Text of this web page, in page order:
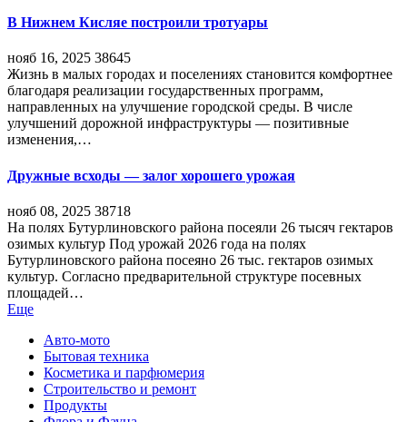
В Нижнем Кисляе построили тротуары
нояб 16, 2025 38645
Жизнь в малых городах и поселениях становится комфортнее
благодаря реализации государственных программ,
направленных на улучшение городской среды. В числе
улучшений дорожной инфраструктуры — позитивные
изменения,…
Дружные всходы — залог хорошего урожая
нояб 08, 2025 38718
На полях Бутурлиновского района посеяли 26 тысяч гектаров
озимых культур Под урожай 2026 года на полях
Бутурлиновского района посеяно 26 тыс. гектаров озимых
культур. Согласно предварительной структуре посевных
площадей…
Еще
Авто-мото
Бытовая техника
Косметика и парфюмерия
Строительство и ремонт
Продукты